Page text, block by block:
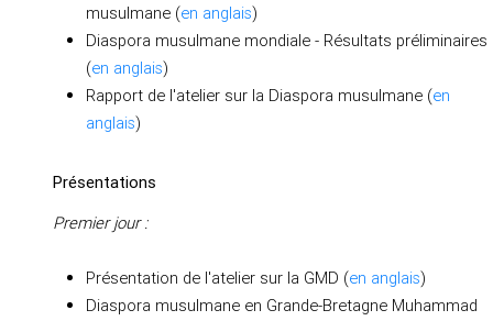
musulmane (en anglais)
Diaspora musulmane mondiale - Résultats préliminaires
(en anglais)
Rapport de l'atelier sur la Diaspora musulmane (en
anglais)
Présentations
Premier jour :
Présentation de l'atelier sur la GMD (en anglais)
Diaspora musulmane en Grande-Bretagne Muhammad